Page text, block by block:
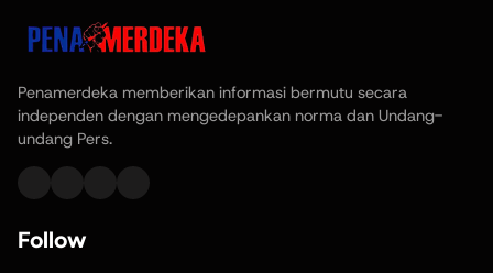
Penamerdeka memberikan informasi bermutu secara
independen dengan mengedepankan norma dan Undang-
undang Pers.
Follow